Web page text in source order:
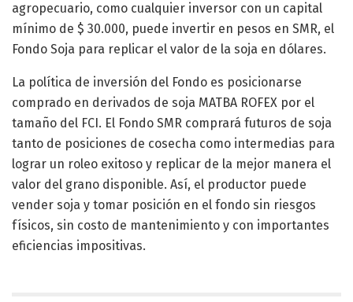
agropecuario, como cualquier inversor con un capital
mínimo de $ 30.000, puede invertir en pesos en SMR, el
Fondo Soja para replicar el valor de la soja en dólares.
La política de inversión del Fondo es posicionarse
comprado en derivados de soja MATBA ROFEX por el
tamaño del FCI. El Fondo SMR comprará futuros de soja
tanto de posiciones de cosecha como intermedias para
lograr un roleo exitoso y replicar de la mejor manera el
valor del grano disponible. Así, el productor puede
vender soja y tomar posición en el fondo sin riesgos
físicos, sin costo de mantenimiento y con importantes
eficiencias impositivas.